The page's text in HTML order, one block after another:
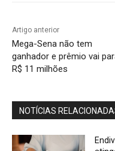
Artigo anterior
Mega-Sena não tem
ganhador e prêmio vai
R$ 11 milhões
NOTÍCIAS